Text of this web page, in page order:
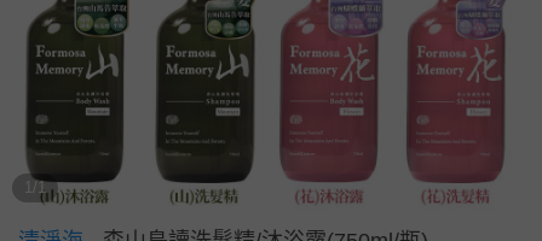
1/1